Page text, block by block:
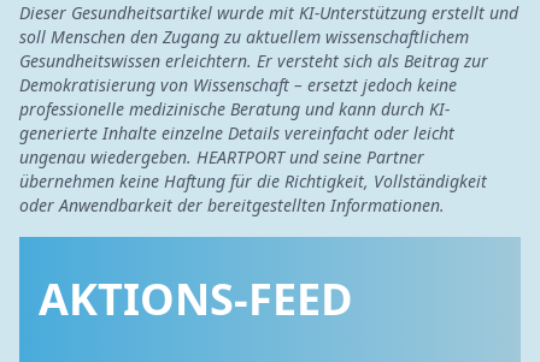
Dieser Gesundheitsartikel wurde mit KI-Unterstützung erstellt und
soll Menschen den Zugang zu aktuellem wissenschaftlichem
Gesundheitswissen erleichtern. Er versteht sich als Beitrag zur
Demokratisierung von Wissenschaft – ersetzt jedoch keine
professionelle medizinische Beratung und kann durch KI-
generierte Inhalte einzelne Details vereinfacht oder leicht
ungenau wiedergeben. HEARTPORT und seine Partner
übernehmen keine Haftung für die Richtigkeit, Vollständigkeit
oder Anwendbarkeit der bereitgestellten Informationen.
AKTIONS-FEED